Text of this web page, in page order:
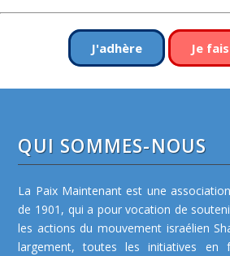
J'adhère Je
QUI SOMMES-NOUS
La Paix Maintenant est une
de 1901, qui a pour vocation de
les actions du mouvement israélien
largement, toutes les initiatives en